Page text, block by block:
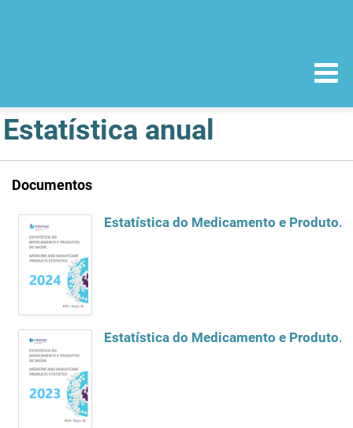
Estatística anual
Documentos
Estatística do Medicamento e Produtos de Saúde 2024
Estatística do Medicamento e Produtos de Saúde 2023